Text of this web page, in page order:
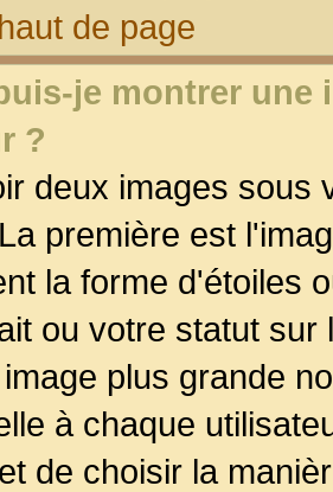
de page
je montrer une
?
deux images sous
première est
la forme d'étoiles
ou votre statut
plus grande
à chaque
de choisir la